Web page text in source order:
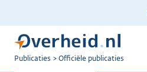
U
Publicaties Officiële publicaties